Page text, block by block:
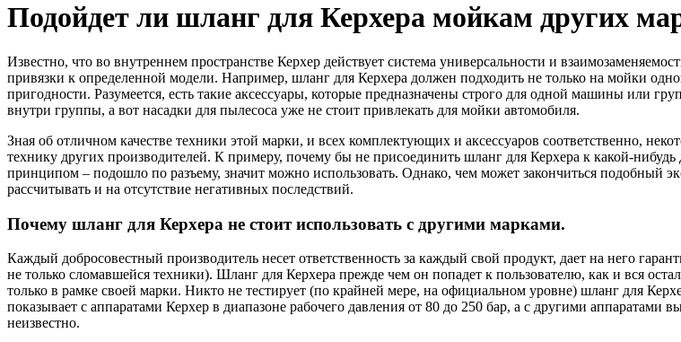
Подойдет ли шланг для Керхера мойкам других
Известно, что во внутреннем пространстве Керхер действует система универсальности и
привязки к определенной модели. Например, шланг для Керхера должен подходить не только на мойки
пригодности. Разумеется, есть такие аксессуары, которые предназначены строго для одной машины или
внутри группы, а вот насадки для пылесоса уже не стоит привлекать для мойки автомобиля.
Зная об отличном качестве техники этой марки, и всех комплектующих и аксессуаров соответственно,
технику других производителей. К примеру, почему бы не присоединить шланг для Керхера к какой-
принципом – подошло по разъему, значит можно использовать. Однако, чем может закончиться подобный
рассчитывать и на отсутствие негативных последствий.
Почему шланг для Керхера не стоит использовать с другими марками.
Каждый добросовестный производитель несет ответственность за каждый свой продукт, дает на него
не только сломавшейся техники). Шланг для Керхера прежде чем он попадет к пользователю, как и вся
только в рамке своей марки. Никто не тестирует (по крайней мере, на официальном уровне) шланг для
показывает с аппаратами Керхер в диапазоне рабочего давления от 80 до 250 бар, а с другими
неизвестно.